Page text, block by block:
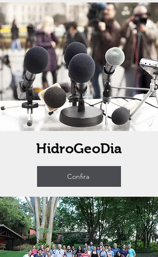
HidroGeoDia
Confira